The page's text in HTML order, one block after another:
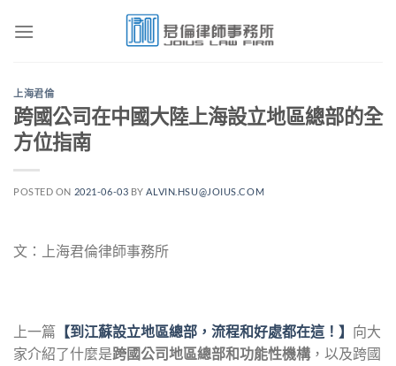
上海君倫
跨國公司在中國大陸上海設立地區總部的全
方位指南
POSTED ON 2021-06-03 BY ALVIN.HSU@JOIUS.COM
文：上海君倫律師事務所
上一篇 【到江蘇設立地區總部，流程和好處都在這！】 向大
家介紹了什麼是跨國公司地區總部和功能性機構，以及跨國